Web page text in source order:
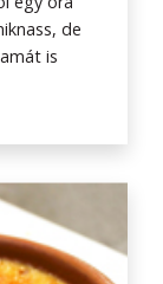
de
is